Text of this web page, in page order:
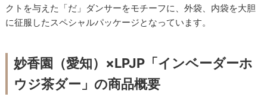
クトを与えた「だ」ダンサーをモチーフに、外袋、内袋を大胆
に征服したスペシャルパッケージとなっています。
妙香園（愛知）×LPJP「インベーダーホ
ウジ茶ダー」の商品概要